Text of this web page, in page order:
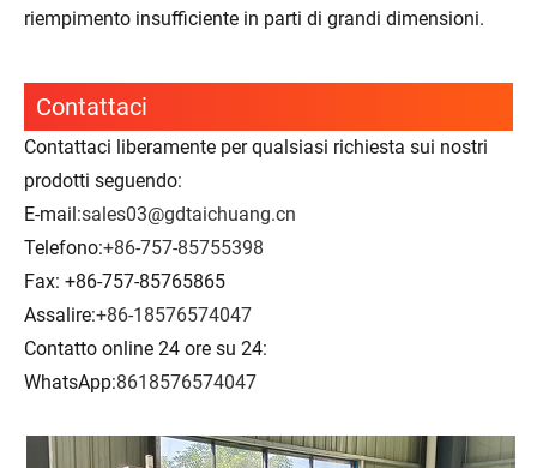
riempimento insufficiente in parti di grandi dimensioni.
Contattaci
Contattaci liberamente per qualsiasi richiesta sui nostri
prodotti seguendo:
E-mail:sales03@gdtaichuang.cn
Telefono:+86-757-85755398
Fax: +86-757-85765865
Assalire:+86-18576574047
Contatto online 24 ore su 24:
WhatsApp:8618576574047